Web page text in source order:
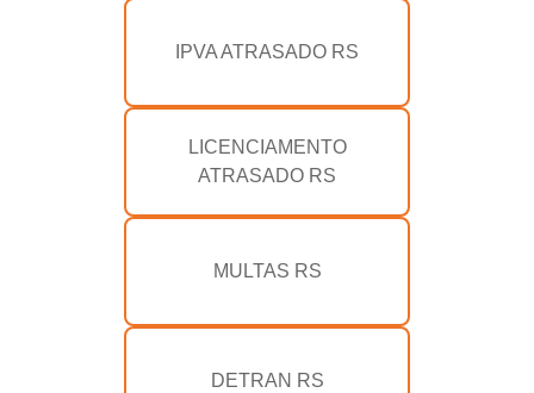
IPVA ATRASADO RS
LICENCIAMENTO
ATRASADO RS
MULTAS RS
DETRAN RS